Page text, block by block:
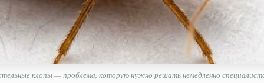
клопы — проблема, которую нужно решать немедленно